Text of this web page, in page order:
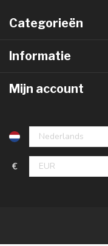
Categorieën
Informatie
Mijn account
€